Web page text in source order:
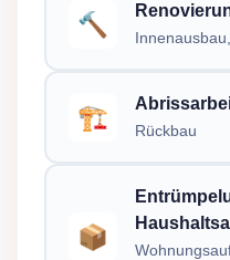
🔨
🏗️
Rückbau
📦